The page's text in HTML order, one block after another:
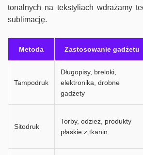
tonalnych na tekstyliach wdrażamy
sublimację.
Metoda Zastosowanie gadżetu
Tampodruk
Długopisy, breloki,
elektronika, drobne
gadżety
Sitodruk
Torby, odzież, produkty
płaskie z tkanin